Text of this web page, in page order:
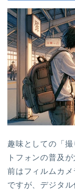
趣味としての「
トフォンの普及
前はフィルムカ
ですが、デジタ